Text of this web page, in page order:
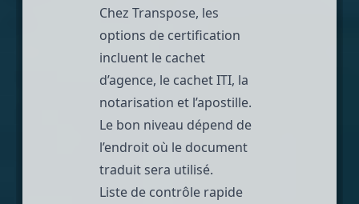
Chez Transpose, les
options de certification
incluent le cachet
d’agence, le cachet ITI, la
notarisation et l’apostille.
Le bon niveau dépend de
l’endroit où le document
traduit sera utilisé.
Liste de contrôle rapide